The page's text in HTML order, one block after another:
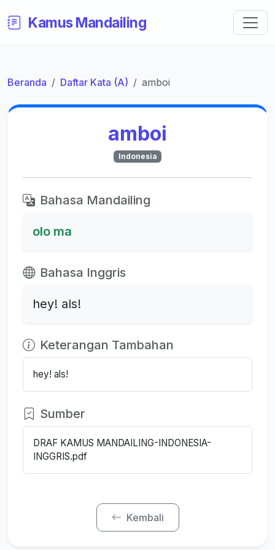
Kamus Mandailing
Beranda Daftar Kata (A) amboi
amboi
Indonesia
Bahasa Mandailing
olo ma
Bahasa Inggris
hey! als!
Keterangan Tambahan
hey! als!
Sumber
DRAF KAMUS MANDAILING-INDONESIA-
INGGRIS.pdf
Kembali